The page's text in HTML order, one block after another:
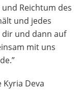
Reichtum des
und jedes
und dann auf
mit uns
Deva